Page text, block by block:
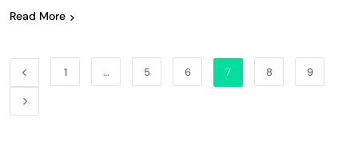
Read More
1 … 5 6 7 8 9